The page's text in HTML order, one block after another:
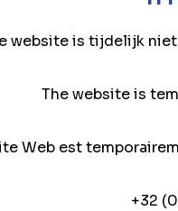
website is tijdelijk
The website is
Web est
+32